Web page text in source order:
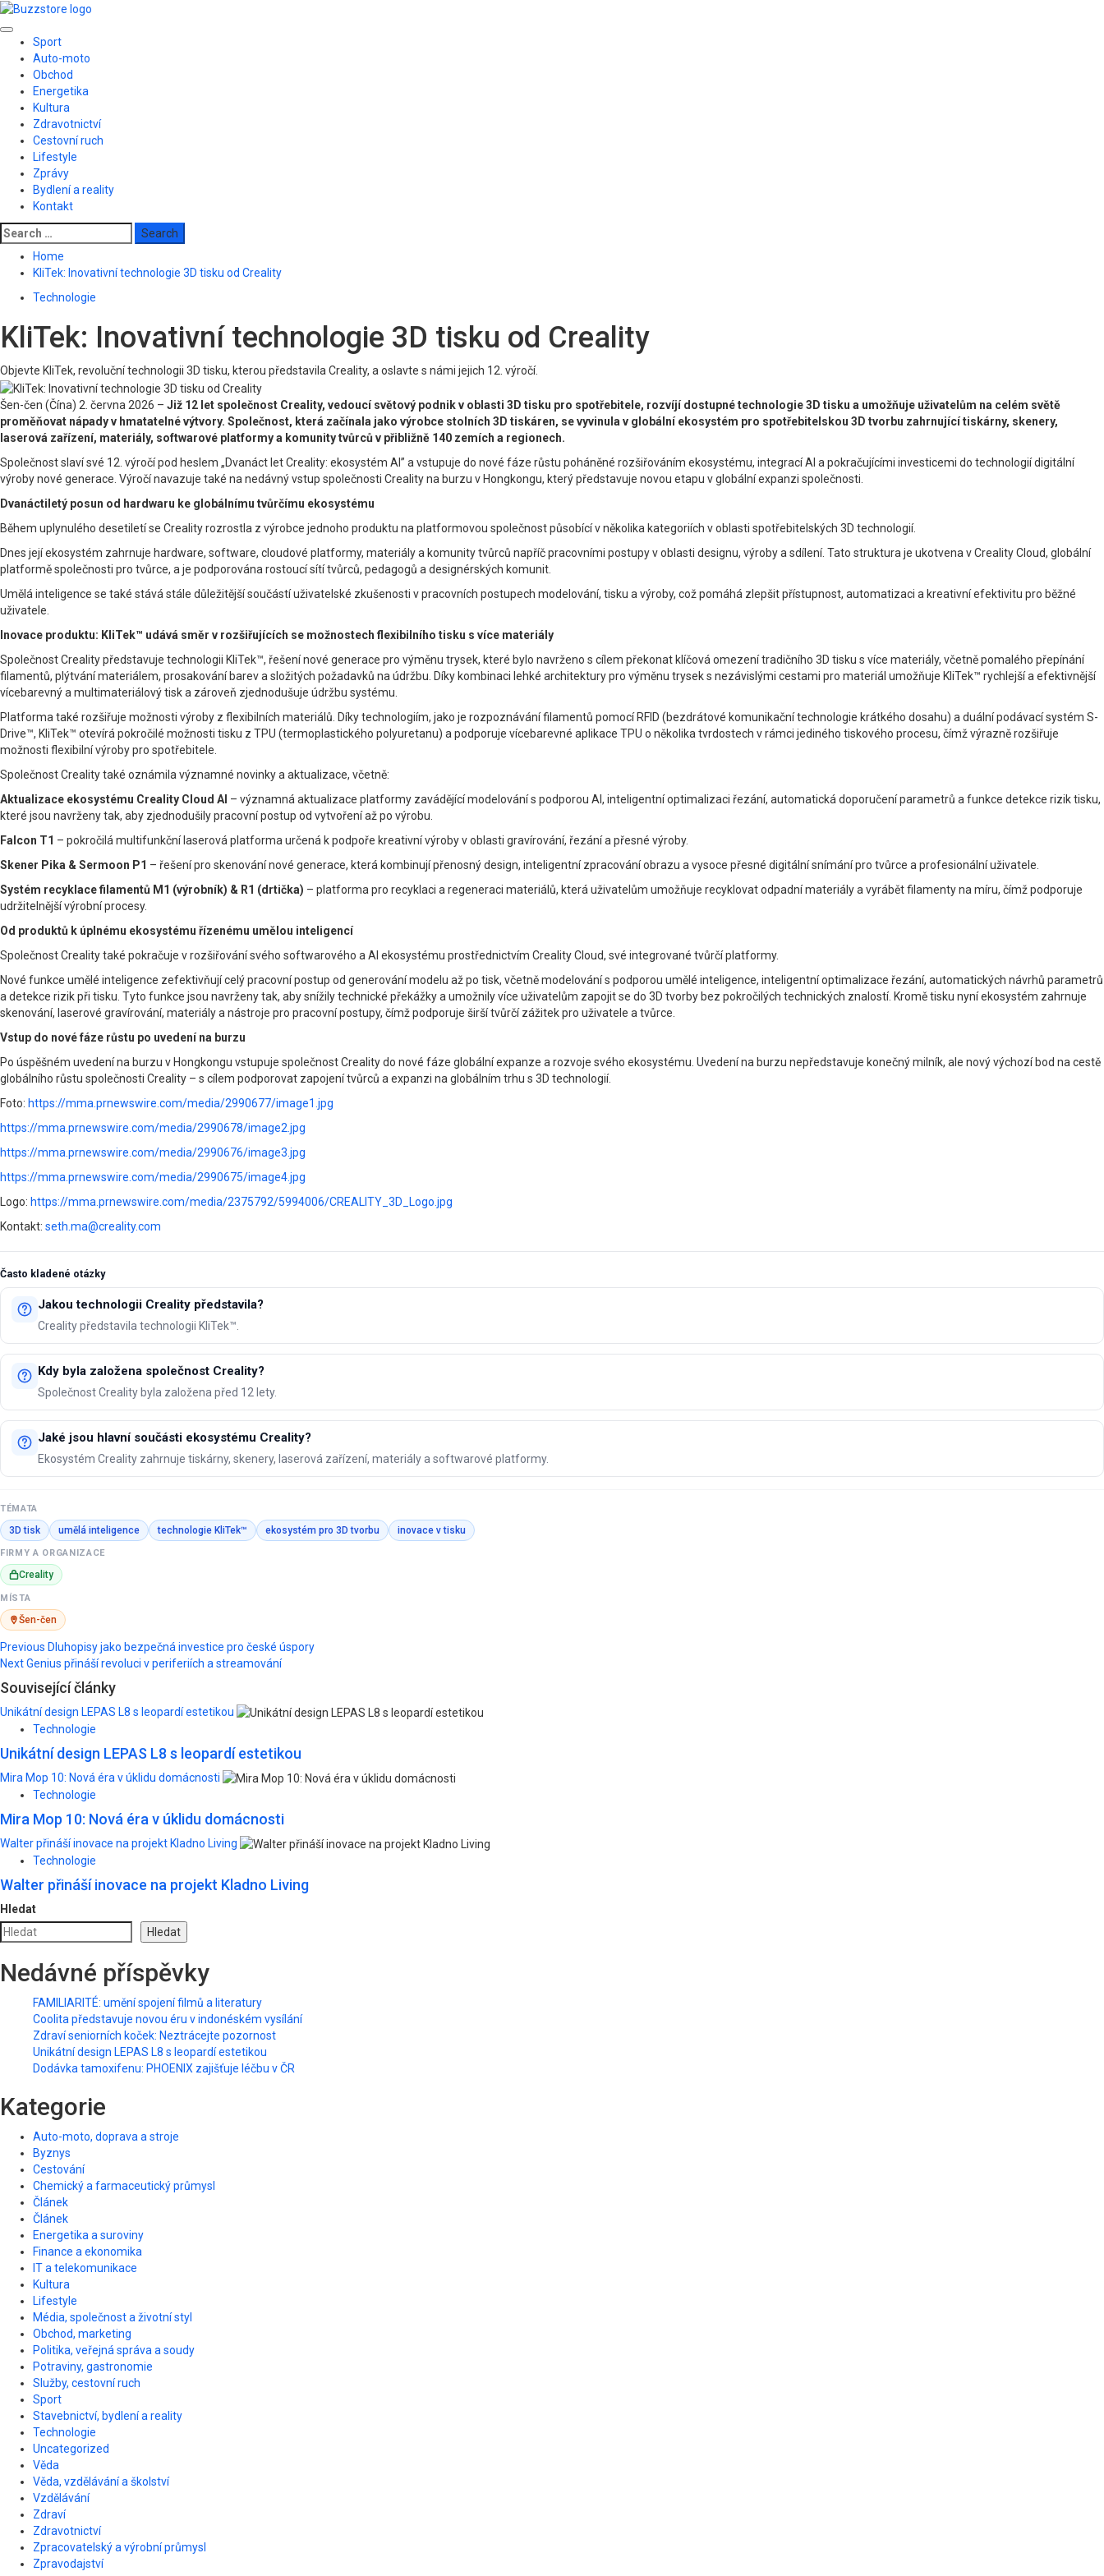
Skip
content
Primary
Menu
Sport
Auto-moto
Obchod
Energetika
Kultura
Zdravotnictví
Cestovní ruch
Lifestyle
Zprávy
Bydlení a reality
Kontakt
Search
for:
Home
KliTek: Inovativní technologie 3D tisku od Creality
Technologie
KliTek: Inovativní technologie 3D tisku od Creality
Objevte KliTek, revoluční technologii 3D tisku, kterou představila Creality, a oslavte s námi jejich 12. výročí.
Šen-čen (Čína) 2. června 2026 – Již 12 let společnost Creality, vedoucí světový podnik v oblasti 3D tisku pro spotřebitele, rozvíjí dostupné technologie 3D tisku a umožňuje uživatelům na celém světě
proměňovat nápady v hmatatelné výtvory. Společnost, která začínala jako výrobce stolních 3D tiskáren, se vyvinula v globální ekosystém pro spotřebitelskou 3D tvorbu zahrnující tiskárny, skenery,
laserová zařízení, materiály, softwarové platformy a komunity tvůrců v přibližně 140 zemích a regionech.
Společnost slaví své 12. výročí pod heslem „Dvanáct let Creality: ekosystém AI” a vstupuje do nové fáze růstu poháněné rozšiřováním ekosystému, integrací AI a pokračujícími investicemi do technologií digitální
výroby nové generace. Výročí navazuje také na nedávný vstup společnosti Creality na burzu v Hongkongu, který představuje novou etapu v globální expanzi společnosti.
Dvanáctiletý posun od hardwaru ke globálnímu tvůrčímu ekosystému
Během uplynulého desetiletí se Creality rozrostla z výrobce jednoho produktu na platformovou společnost působící v několika kategoriích v oblasti spotřebitelských 3D technologií.
Dnes její ekosystém zahrnuje hardware, software, cloudové platformy, materiály a komunity tvůrců napříč pracovními postupy v oblasti designu, výroby a sdílení. Tato struktura je ukotvena v Creality Cloud, globální
platformě společnosti pro tvůrce, a je podporována rostoucí sítí tvůrců, pedagogů a designérských komunit.
Umělá inteligence se také stává stále důležitější součástí uživatelské zkušenosti v pracovních postupech modelování, tisku a výroby, což pomáhá zlepšit přístupnost, automatizaci a kreativní efektivitu pro běžné
uživatele.
Inovace produktu: KliTek™ udává směr v rozšiřujících se možnostech flexibilního tisku s více materiály
Společnost Creality představuje technologii KliTek™, řešení nové generace pro výměnu trysek, které bylo navrženo s cílem překonat klíčová omezení tradičního 3D tisku s více materiály, včetně pomalého přepínání
filamentů, plýtvání materiálem, prosakování barev a složitých požadavků na údržbu. Díky kombinaci lehké architektury pro výměnu trysek s nezávislými cestami pro materiál umožňuje KliTek™ rychlejší a efektivnější
vícebarevný a multimateriálový tisk a zároveň zjednodušuje údržbu systému.
Platforma také rozšiřuje možnosti výroby z flexibilních materiálů. Díky technologiím, jako je rozpoznávání filamentů pomocí RFID (bezdrátové komunikační technologie krátkého dosahu) a duální podávací systém S-
Drive™, KliTek™ otevírá pokročilé možnosti tisku z TPU (termoplastického polyuretanu) a podporuje vícebarevné aplikace TPU o několika tvrdostech v rámci jediného tiskového procesu, čímž výrazně rozšiřuje
možnosti flexibilní výroby pro spotřebitele.
Společnost Creality také oznámila významné novinky a aktualizace, včetně:
Aktualizace ekosystému Creality Cloud AI – významná aktualizace platformy zavádějící modelování s podporou AI, inteligentní optimalizaci řezání, automatická doporučení parametrů a funkce detekce rizik tisku,
které jsou navrženy tak, aby zjednodušily pracovní postup od vytvoření až po výrobu.
Falcon T1 – pokročilá multifunkční laserová platforma určená k podpoře kreativní výroby v oblasti gravírování, řezání a přesné výroby.
Skener Pika & Sermoon P1 – řešení pro skenování nové generace, která kombinují přenosný design, inteligentní zpracování obrazu a vysoce přesné digitální snímání pro tvůrce a profesionální uživatele.
Systém recyklace filamentů M1 (výrobník) & R1 (drtička) – platforma pro recyklaci a regeneraci materiálů, která uživatelům umožňuje recyklovat odpadní materiály a vyrábět filamenty na míru, čímž podporuje
udržitelnější výrobní procesy.
Od produktů k úplnému ekosystému řízenému umělou inteligencí
Společnost Creality také pokračuje v rozšiřování svého softwarového a AI ekosystému prostřednictvím Creality Cloud, své integrované tvůrčí platformy.
Nové funkce umělé inteligence zefektivňují celý pracovní postup od generování modelu až po tisk, včetně modelování s podporou umělé inteligence, inteligentní optimalizace řezání, automatických návrhů parametrů
a detekce rizik při tisku. Tyto funkce jsou navrženy tak, aby snížily technické překážky a umožnily více uživatelům zapojit se do 3D tvorby bez pokročilých technických znalostí. Kromě tisku nyní ekosystém zahrnuje
skenování, laserové gravírování, materiály a nástroje pro pracovní postupy, čímž podporuje širší tvůrčí zážitek pro uživatele a tvůrce.
Vstup do nové fáze růstu po uvedení na burzu
Po úspěšném uvedení na burzu v Hongkongu vstupuje společnost Creality do nové fáze globální expanze a rozvoje svého ekosystému. Uvedení na burzu nepředstavuje konečný milník, ale nový výchozí bod na cestě
globálního růstu společnosti Creality – s cílem podporovat zapojení tvůrců a expanzi na globálním trhu s 3D technologií.
Foto: https://mma.prnewswire.com/media/2990677/image1.jpg
https://mma.prnewswire.com/media/2990678/image2.jpg
https://mma.prnewswire.com/media/2990676/image3.jpg
https://mma.prnewswire.com/media/2990675/image4.jpg
Logo: https://mma.prnewswire.com/media/2375792/5994006/CREALITY_3D_Logo.jpg
Kontakt: seth.ma@creality.com
Často kladené otázky
Jakou technologii Creality představila?
Creality představila technologii KliTek™.
Kdy byla založena společnost Creality?
Společnost Creality byla založena před 12 lety.
Jaké jsou hlavní součásti ekosystému Creality?
Ekosystém Creality zahrnuje tiskárny, skenery, laserová zařízení, materiály a softwarové platformy.
TÉMATA
3D tisk umělá inteligence technologie KliTek™ ekosystém pro 3D tvorbu inovace v tisku
FIRMY A ORGANIZACE
Creality
MÍSTA
Šen-čen
Post
navigation
Previous Dluhopisy jako bezpečná investice pro české úspory
NextGenius přináší revoluci v periferiích a streamování
Související články
Unikátní design LEPAS L8 s leopardí estetikou
Technologie
Unikátní design LEPAS L8 s leopardí estetikou
Mira Mop 10: Nová éra v úklidu domácnosti
Technologie
Mira Mop 10: Nová éra v úklidu domácnosti
Walter přináší inovace na projekt Kladno Living
Technologie
Walter přináší inovace na projekt Kladno Living
Hledat
Hledat
Nedávné příspěvky
FAMILIARITÉ: umění spojení filmů a literatury
Coolita představuje novou éru v indonéském vysílání
Zdraví seniorních koček: Neztrácejte pozornost
Unikátní design LEPAS L8 s leopardí estetikou
Dodávka tamoxifenu: PHOENIX zajišťuje léčbu v ČR
Kategorie
Auto-moto, doprava a stroje
Byznys
Cestování
Chemický a farmaceutický průmysl
Článek
Článek
Energetika a suroviny
Finance a ekonomika
IT a telekomunikace
Kultura
Lifestyle
Média, společnost a životní styl
Obchod, marketing
Politika, veřejná správa a soudy
Potraviny, gastronomie
Služby, cestovní ruch
Sport
Stavebnictví, bydlení a reality
Technologie
Uncategorized
Věda
Věda, vzdělávání a školství
Vzdělávání
Zdraví
Zdravotnictví
Zpracovatelský a výrobní průmysl
Zpravodajství